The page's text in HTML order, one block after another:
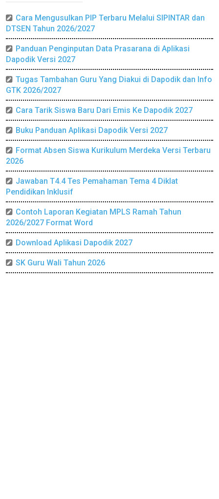
Cara Mengusulkan PIP Terbaru Melalui SIPINTAR dan
DTSEN Tahun 2026/2027
Panduan Penginputan Data Prasarana di Aplikasi
Dapodik Versi 2027
Tugas Tambahan Guru Yang Diakui di Dapodik dan Info
GTK 2026/2027
Cara Tarik Siswa Baru Dari Emis Ke Dapodik 2027
Buku Panduan Aplikasi Dapodik Versi 2027
Format Absen Siswa Kurikulum Merdeka Versi Terbaru
2026
Jawaban T4.4 Tes Pemahaman Tema 4 Diklat
Pendidikan Inklusif
Contoh Laporan Kegiatan MPLS Ramah Tahun
2026/2027 Format Word
Download Aplikasi Dapodik 2027
SK Guru Wali Tahun 2026